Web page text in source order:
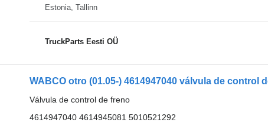
Estonia, Tallinn
TruckParts Eesti OÜ
Válvula de control de freno
4614947040 4614945081 5010521292